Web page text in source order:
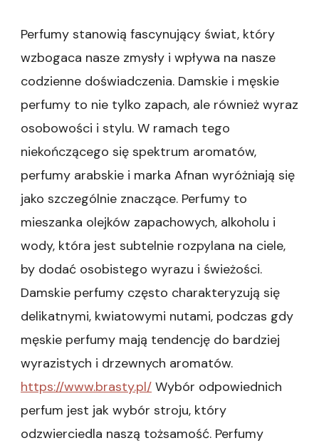
Perfumy stanowią fascynujący świat, który
wzbogaca nasze zmysły i wpływa na nasze
codzienne doświadczenia. Damskie i męskie
perfumy to nie tylko zapach, ale również wyraz
osobowości i stylu. W ramach tego
niekończącego się spektrum aromatów,
perfumy arabskie i marka Afnan wyróżniają się
jako szczególnie znaczące. Perfumy to
mieszanka olejków zapachowych, alkoholu i
wody, która jest subtelnie rozpylana na ciele,
by dodać osobistego wyrazu i świeżości.
Damskie perfumy często charakteryzują się
delikatnymi, kwiatowymi nutami, podczas gdy
męskie perfumy mają tendencję do bardziej
wyrazistych i drzewnych aromatów.
https://www.brasty.pl/ Wybór odpowiednich
perfum jest jak wybór stroju, który
odzwierciedla naszą tożsamość. Perfumy